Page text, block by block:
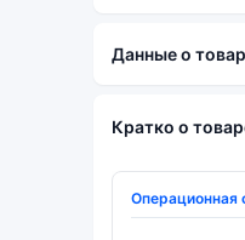
Данные о
Кратко о
Операционная